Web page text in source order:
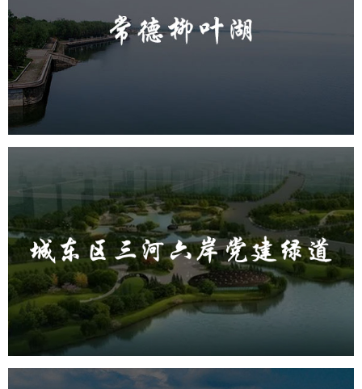
旅游休闲
城东区三河六岸党建绿道
旅游休闲 公园 AI人工智能 智慧公园
智能步道
AR太极
智能大数据平台